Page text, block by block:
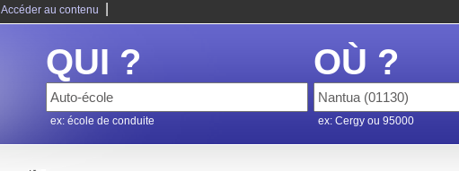
Accéder au contenu
QUI ?
ex: école de conduite
OÙ ?
ex: Cergy ou 95000